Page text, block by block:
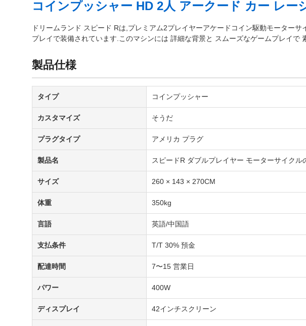
コインプッシャー HD 2人 アークード カー レ
ドリームランド スピード Rは,プレミアム2プレイヤーアケードコイン駆動モーター
プレイで装備されています.このマシンには 詳細な背景と スムーズなゲームプレイで
製品仕様
タイプ コインプッシャー
カスタマイズ そうだ
プラグタイプ アメリカ プラグ
製品名 スピードR ダブルプレイヤー モーターサイクル
サイズ 260 × 143 × 270CM
体重 350kg
言語 英語/中国語
支払条件 T/T 30% 預金
配達時間 7〜15 営業日
パワー 400W
ディスプレイ 42インチスクリーン